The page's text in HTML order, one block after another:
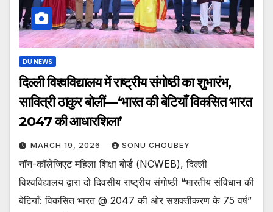
DU NEWS
दिल्ली विश्वविद्यालय में राष्ट्रीय संगोष्ठी का शुभारंभ,
सावित्री ठाकुर बोलीं—‘भारत की बेटियाँ विकसित भारत
2047 की आधारशिला’
MARCH 19, 2026 SONU CHOUBEY
नॉन-कॉलेजिएट महिला शिक्षा बोर्ड (NCWEB), दिल्ली
विश्वविद्यालय द्वारा दो दिवसीय राष्ट्रीय संगोष्ठी “भारतीय संविधान की
बेटियाँ: विकसित भारत @ 2047 की ओर सशक्तीकरण के 75 वर्ष”